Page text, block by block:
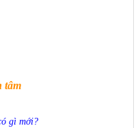
tâm
gì mới?